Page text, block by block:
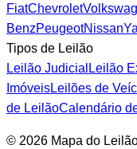
FiatChevrolet
BenzPeugeotNissan
Tipos de Leilão
Leilão Judicial Leilão
ImóveisLeilões de
de LeilãoCalendário
© 2026 Mapa do